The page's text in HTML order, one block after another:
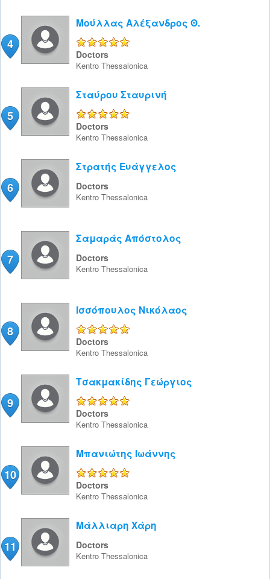
4
Μούλλας Αλέξανδρος Θ.
Doctors
Kentro Thessalonica
5
Σταύρου Σταυρινή
Doctors
Kentro Thessalonica
6
Στρατής Ευάγγελος
Doctors
Kentro Thessalonica
7
Σαμαράς Απόστολος
Doctors
Kentro Thessalonica
8
Ισσόπουλος Νικόλαος
Doctors
Kentro Thessalonica
9
Τσακμακίδης Γεώργιος
Doctors
Kentro Thessalonica
10
Μπανιώτης Ιωάννης
Doctors
Kentro Thessalonica
11
Μάλλιαρη Χάρη
Doctors
Kentro Thessalonica